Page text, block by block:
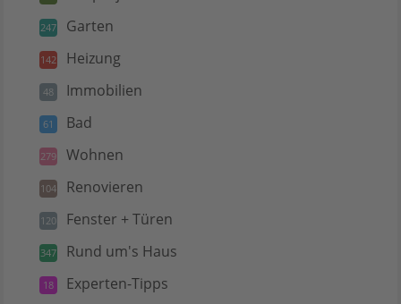
247 Garten
142 Heizung
48 Immobilien
61 Bad
279 Wohnen
104 Renovieren
120 Fenster + Türen
347 Rund um's Haus
18 Experten-Tipps